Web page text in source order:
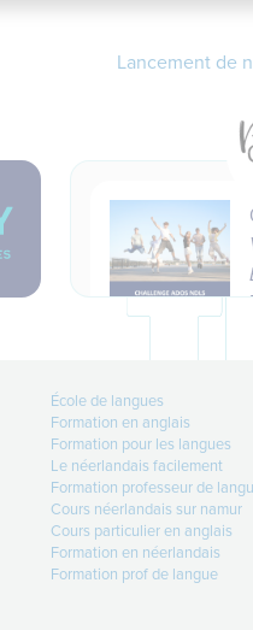
Lancement de
École de langues
Formation en anglais
Formation pour les langues
Le néerlandais facilement
Formation professeur de
Cours néerlandais sur namur
Cours particulier en anglais
Formation en néerlandais
Formation prof de langue